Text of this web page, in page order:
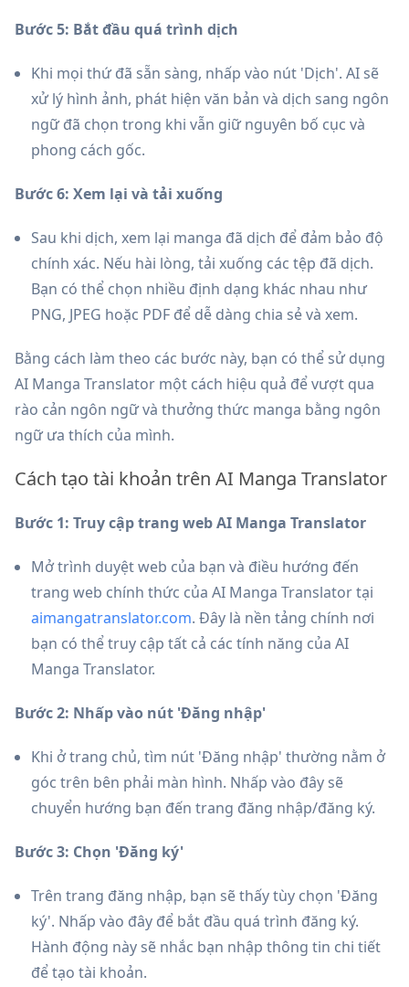
Bước 5: Bắt đầu quá trình dịch
Khi mọi thứ đã sẵn sàng, nhấp vào nút 'Dịch'. AI sẽ
xử lý hình ảnh, phát hiện văn bản và dịch sang ngôn
ngữ đã chọn trong khi vẫn giữ nguyên bố cục và
phong cách gốc.
Bước 6: Xem lại và tải xuống
Sau khi dịch, xem lại manga đã dịch để đảm bảo độ
chính xác. Nếu hài lòng, tải xuống các tệp đã dịch.
Bạn có thể chọn nhiều định dạng khác nhau như
PNG, JPEG hoặc PDF để dễ dàng chia sẻ và xem.
Bằng cách làm theo các bước này, bạn có thể sử dụng
AI Manga Translator một cách hiệu quả để vượt qua
rào cản ngôn ngữ và thưởng thức manga bằng ngôn
ngữ ưa thích của mình.
Cách tạo tài khoản trên AI Manga Translator
Bước 1: Truy cập trang web AI Manga Translator
Mở trình duyệt web của bạn và điều hướng đến
trang web chính thức của AI Manga Translator tại
aimangatranslator.com. Đây là nền tảng chính nơi
bạn có thể truy cập tất cả các tính năng của AI
Manga Translator.
Bước 2: Nhấp vào nút 'Đăng nhập'
Khi ở trang chủ, tìm nút 'Đăng nhập' thường nằm ở
góc trên bên phải màn hình. Nhấp vào đây sẽ
chuyển hướng bạn đến trang đăng nhập/đăng ký.
Bước 3: Chọn 'Đăng ký'
Trên trang đăng nhập, bạn sẽ thấy tùy chọn 'Đăng
ký'. Nhấp vào đây để bắt đầu quá trình đăng ký.
Hành động này sẽ nhắc bạn nhập thông tin chi tiết
để tạo tài khoản.